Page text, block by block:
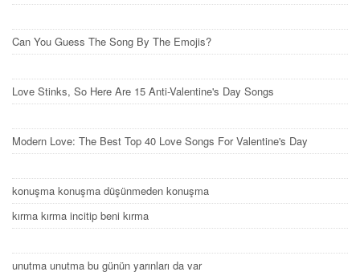
Can You Guess The Song By The Emojis?
Love Stinks, So Here Are 15 Anti-Valentine's Day Songs
Modern Love: The Best Top 40 Love Songs For Valentine's Day
konuşma konuşma düşünmeden konuşma
kırma kırma incitip beni kırma
unutma unutma bu günün yarınları da var